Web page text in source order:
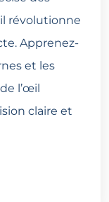
révolutionne
Apprenez-
et les
l’œil
claire et